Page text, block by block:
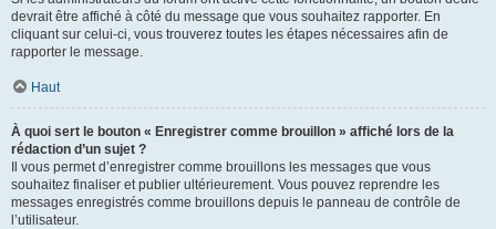
devrait être affiché à côté du message que vous souhaitez rapporter. En
cliquant sur celui-ci, vous trouverez toutes les étapes nécessaires afin de
rapporter le message.
Haut
À quoi sert le bouton « Enregistrer comme brouillon » affiché lors de la
rédaction d’un sujet ?
Il vous permet d’enregistrer comme brouillons les messages que vous
souhaitez finaliser et publier ultérieurement. Vous pouvez reprendre les
messages enregistrés comme brouillons depuis le panneau de contrôle de
l’utilisateur.